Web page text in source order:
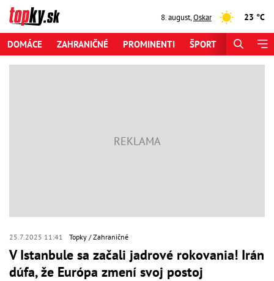
8. august,Oskar 23 °C
DOMÁCE ZAHRANIČNÉ PROMINENTI ŠPORT
25.7.2025 11:41 Topky Zahraničné
V Istanbule sa začali jadrové rokovania! Irán
dúfa, že Európa zmení svoj postoj